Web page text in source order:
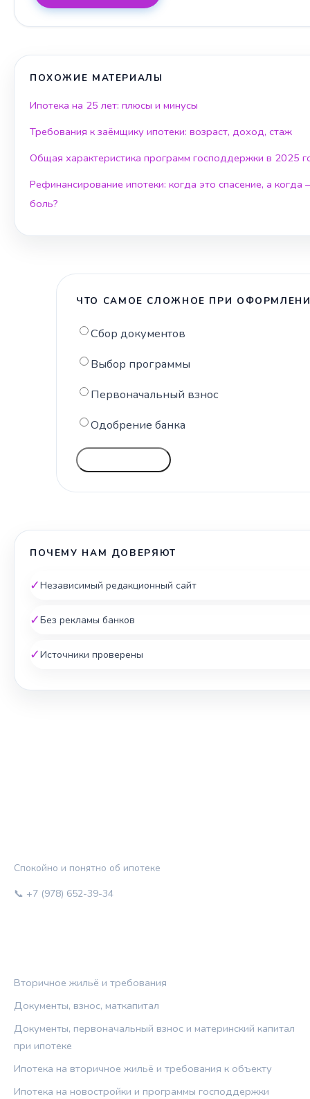
ПОХОЖИЕ МАТЕРИАЛЫ
Ипотека на 25 лет: плюсы и минусы
Требования к заёмщику ипотеки: возраст, доход, стаж
Общая характеристика программ господдержки в 2025
Рефинансирование ипотеки: когда это спасение, а
боль?
ЧТО САМОЕ СЛОЖНОЕ ПРИ
Сбор документов
Выбор программы
Первоначальный взнос
Одобрение банка
ПОЧЕМУ НАМ ДОВЕРЯЮТ
✓Независимый редакционный сайт
✓Без рекламы банков
✓Источники проверены
Спокойно и понятно об ипотеке
📞 +7 (978) 652-39-34
Вторичное жильё и требования
Документы, взнос, маткапитал
Документы, первоначальный взнос и материнский капитал
при ипотеке
Ипотека на вторичное жильё и требования к объекту
Ипотека на новостройки и программы господдержки